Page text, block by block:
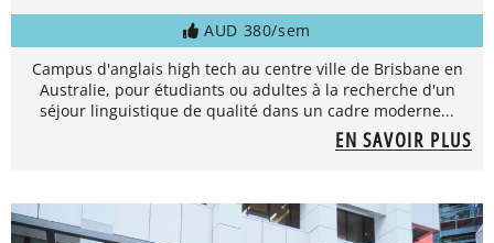
AUD 380/sem
Campus d'anglais high tech au centre ville de Brisbane en
Australie, pour étudiants ou adultes à la recherche d'un
séjour linguistique de qualité dans un cadre moderne...
EN SAVOIR PLUS